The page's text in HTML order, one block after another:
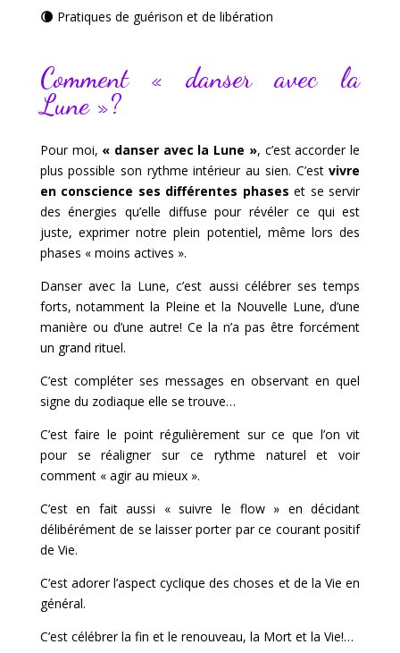
🌘 Pratiques de guérison et de libération
Comment « danser avec la
Lune »?
Pour moi, « danser avec la Lune », c’est accorder le
plus possible son rythme intérieur au sien. C’estvivre
en conscience ses différentes phases et se servir
des énergies qu’elle diffuse pour révéler ce qui est
juste, exprimer notre plein potentiel, même lors des
phases « moins actives ».
Danser avec la Lune, c’est aussi célébrer ses temps
forts, notamment la Pleine et la Nouvelle Lune, d’une
manière ou d’une autre! Ce la n’a pas être forcément
un grand rituel.
C’est compléter ses messages en observant en quel
signe du zodiaque elle se trouve…
C’est faire le point régulièrement sur ce que l’on vit
pour se réaligner sur ce rythme naturel et voir
comment « agir au mieux ».
C’est en fait aussi « suivre le flow » en décidant
délibérément de se laisser porter par ce courant positif
de Vie.
C’est adorer l’aspect cyclique des choses et de la Vie en
général.
C’est célébrer la fin et le renouveau, la Mort et la Vie!…